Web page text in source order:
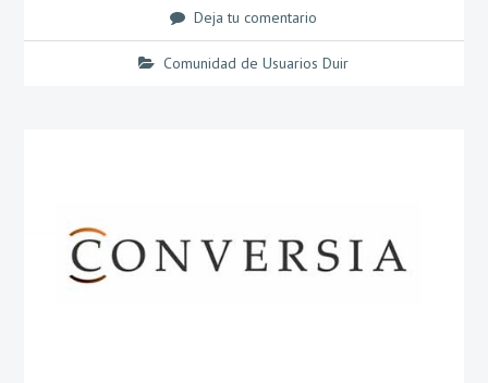
Deja tu comentario
Comunidad de Usuarios Duir